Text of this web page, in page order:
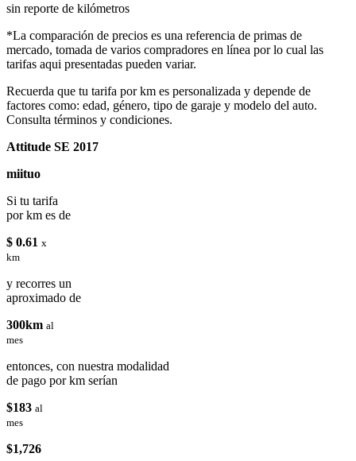
sin reporte de kilómetros
*La comparación de precios es una referencia de primas de
mercado, tomada de varios compradores en línea por lo cual las
tarifas aqui presentadas pueden variar.
Recuerda que tu tarifa por km es personalizada y depende de
factores como: edad, género, tipo de garaje y modelo del auto.
Consulta términos y condiciones.
Attitude SE 2017
miituo
Si tu tarifa
por km es de
$ 0.61 x
km
y recorres un
aproximado de
300km al
mes
entonces, con nuestra modalidad
de pago por km serían
$183 al
mes
$1,726